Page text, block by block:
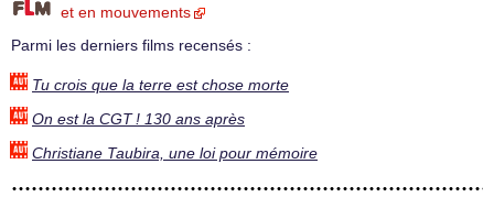
et en mouvements
Parmi les derniers films recensés :
Tu crois que la terre est chose morte
On est la CGT ! 130 ans après
Christiane Taubira, une loi pour mémoire